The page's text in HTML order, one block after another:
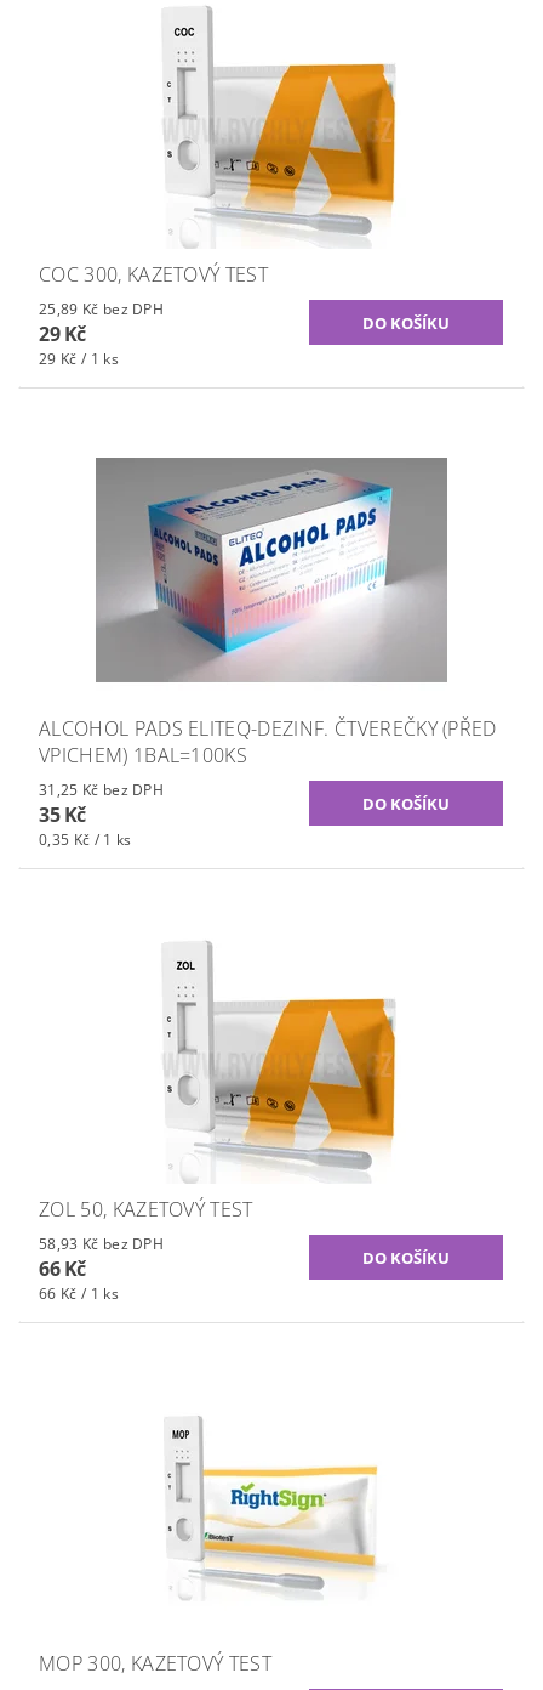
COC 300, KAZETOVÝ TEST
25,89 Kč bez DPH
29 Kč
29 Kč / 1 ks
ALCOHOL PADS ELITEQ-DEZINF. ČTVEREČKY (PŘED
VPICHEM) 1BAL=100KS
31,25 Kč bez DPH
35 Kč
0,35 Kč / 1 ks
ZOL 50, KAZETOVÝ TEST
58,93 Kč bez DPH
66 Kč
66 Kč / 1 ks
MOP 300, KAZETOVÝ TEST